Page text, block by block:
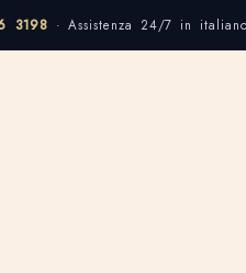
3198 · Assistenza 24/7 in